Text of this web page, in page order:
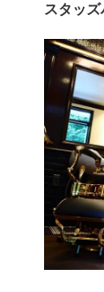
スタッ